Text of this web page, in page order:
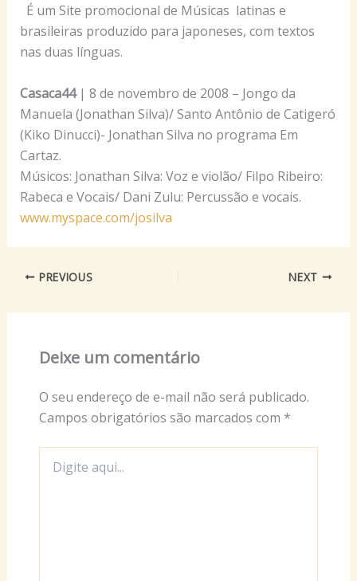
É um Site promocional de Músicas latinas e
brasileiras produzido para japoneses, com textos
nas duas línguas.
Casaca44| 8 de novembro de 2008 – Jongo da
Manuela (Jonathan Silva)/ Santo Antônio de Catigeró
(Kiko Dinucci)- Jonathan Silva no programa Em
Cartaz.
Músicos: Jonathan Silva: Voz e violão/ Filpo Ribeiro:
Rabeca e Vocais/ Dani Zulu: Percussão e vocais.
www.myspace.com/josilva
PREVIOUS NEXT
Deixe um comentário
O seu endereço de e-mail não será publicado.
Campos obrigatórios são marcados com *
aqui...